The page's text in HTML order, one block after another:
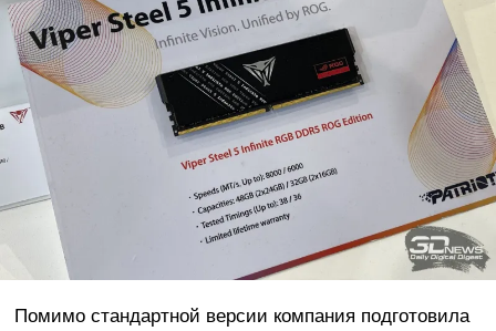
Помимо стандартной версии компания подготовила